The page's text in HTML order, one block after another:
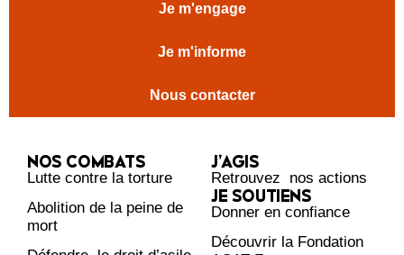
Je m'engage
Je m'informe
Nous contacter
NOS COMBATS
Lutte contre la torture
Abolition de la peine de
mort
J’AGIS
Retrouvez nos actions
JE SOUTIENS
Donner en confiance
Découvrir la Fondation